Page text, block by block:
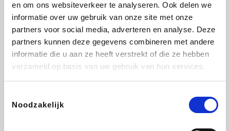
en om ons websiteverkeer te analyseren. Ook delen we
informatie over uw gebruik van onze site met onze
partners voor social media, adverteren en analyse. Deze
partners kunnen deze gegevens combineren met andere
informatie die u aan ze heeft verstrekt of die ze hebben
verzameld op basis van uw gebruik van hun services.
Noodzakelijk
Weekendesk Sarenza Schiesser Interhome
Lufthansa